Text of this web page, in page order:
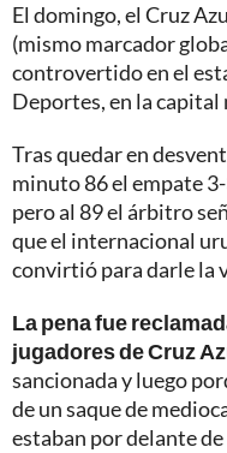
El domingo, el Cruz
(mismo marcador
controvertido en el
Deportes, en la capital
Tras quedar en
minuto 86 el empate
pero al 89 el árbitro
que el internacional
convirtió para darle la
La pena fue
jugadores de Cruz
sancionada y luego
de un saque de
estaban por delante